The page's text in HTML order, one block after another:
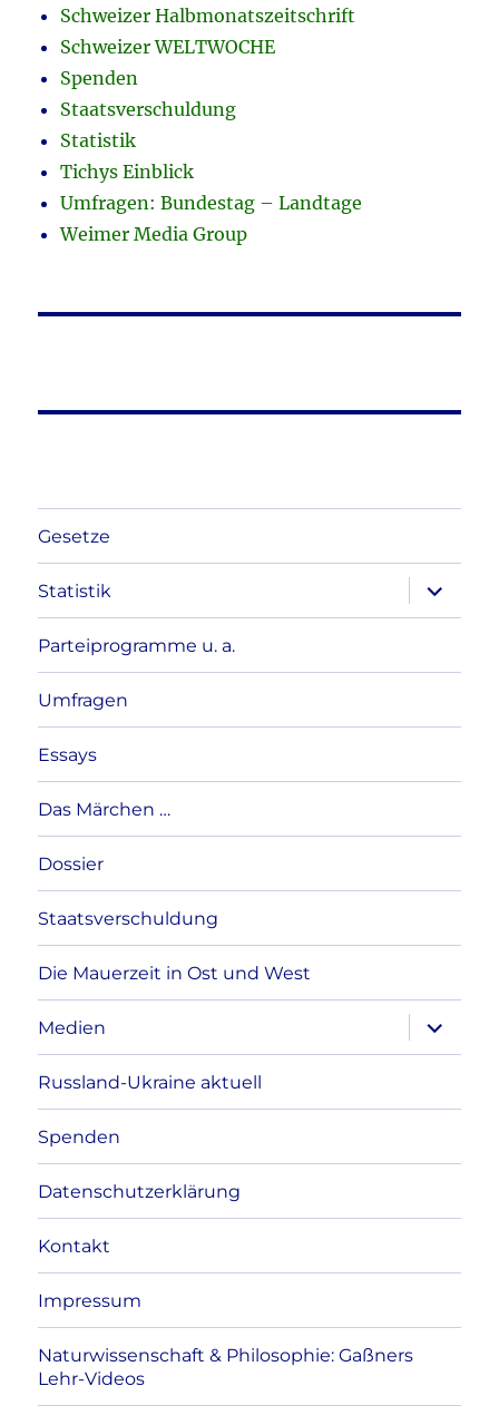
Schweizer Halbmonatszeitschrift
Schweizer WELTWOCHE
Spenden
Staatsverschuldung
Statistik
Tichys Einblick
Umfragen: Bundestag – Landtage
Weimer Media Group
Gesetze
Statistik
anzeigen
Parteiprogramme u. a.
Umfragen
Essays
Das Märchen …
Dossier
Staatsverschuldung
Die Mauerzeit in Ost und West
Medien
anzeigen
Russland-Ukraine aktuell
Spenden
Datenschutzerklärung
Kontakt
Impressum
Naturwissenschaft & Philosophie: Gaßners
Lehr-Videos